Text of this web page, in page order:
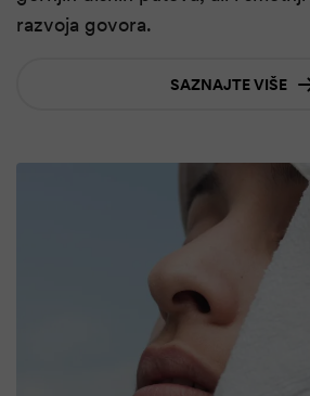
razvoja govora.
SAZNAJTE VIŠE